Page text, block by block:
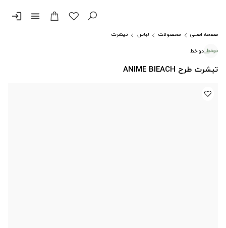
menu
login
صفحه اصلی محصولات لباس
تیشرت
دوخط
تیشرت طرح ANIME BlEACH